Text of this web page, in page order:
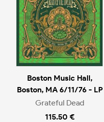
Boston Music Hall,
Boston, MA 6/11/76 - LP
Grateful Dead
115.50 €